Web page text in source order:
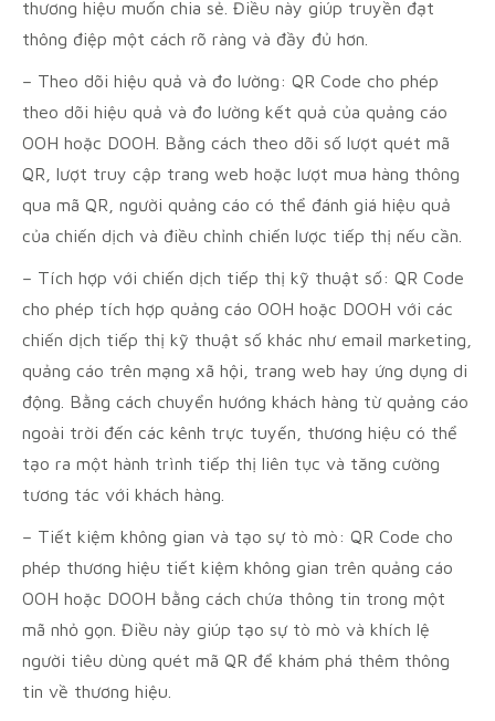
thương hiệu muốn chia sẻ. Điều này giúp truyền đạt
thông điệp một cách rõ ràng và đầy đủ hơn.
– Theo dõi hiệu quả và đo lường: QR Code cho phép
theo dõi hiệu quả và đo lường kết quả của quảng cáo
OOH hoặc DOOH. Bằng cách theo dõi số lượt quét mã
QR, lượt truy cập trang web hoặc lượt mua hàng thông
qua mã QR, người quảng cáo có thể đánh giá hiệu quả
của chiến dịch và điều chỉnh chiến lược tiếp thị nếu cần.
– Tích hợp với chiến dịch tiếp thị kỹ thuật số: QR Code
cho phép tích hợp quảng cáo OOH hoặc DOOH với các
chiến dịch tiếp thị kỹ thuật số khác như email marketing,
quảng cáo trên mạng xã hội, trang web hay ứng dụng di
động. Bằng cách chuyển hướng khách hàng từ quảng cáo
ngoài trời đến các kênh trực tuyến, thương hiệu có thể
tạo ra một hành trình tiếp thị liên tục và tăng cường
tương tác với khách hàng.
– Tiết kiệm không gian và tạo sự tò mò: QR Code cho
phép thương hiệu tiết kiệm không gian trên quảng cáo
OOH hoặc DOOH bằng cách chứa thông tin trong một
mã nhỏ gọn. Điều này giúp tạo sự tò mò và khích lệ
người tiêu dùng quét mã QR để khám phá thêm thông
tin về thương hiệu.